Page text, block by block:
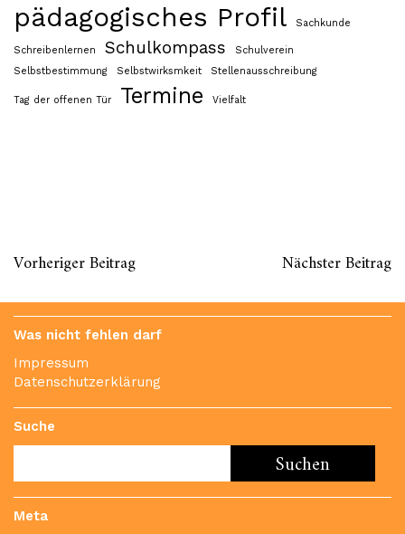
pädagogisches Profil Sachkunde
Schreibenlernen Schulkompass
Schulverein
Selbstbestimmung
Selbstwirksmkeit Stellenausschreibung
Tag der offenen Tür Termine Vielfalt
Vorheriger Beitrag Nächster Beitrag
Was nicht fehlen darf
Impressum
Datenschutzerklärung
Suche
Meta